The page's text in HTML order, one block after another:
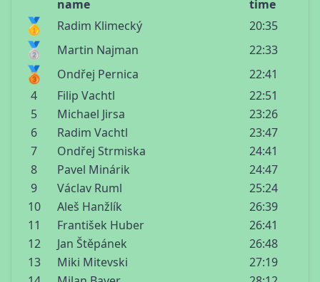
name time
🥇 Radim Klimecký 20:35
🥈 Martin Najman 22:33
🥉 Ondřej Pernica
22:41
4
Filip Vachtl
22:51
5
Michael Jirsa
23:26
6
Radim Vachtl
23:47
7
Ondřej Strmiska
24:41
8
Pavel Minárik
24:47
9
Václav Ruml
25:24
10
Aleš Hanžlík
26:39
11
František Huber
26:41
12
Jan Štěpánek
26:48
13
Miki Mitevski
27:19